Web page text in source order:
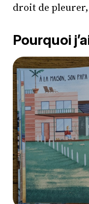
droit de pleurer,
Pourquoi